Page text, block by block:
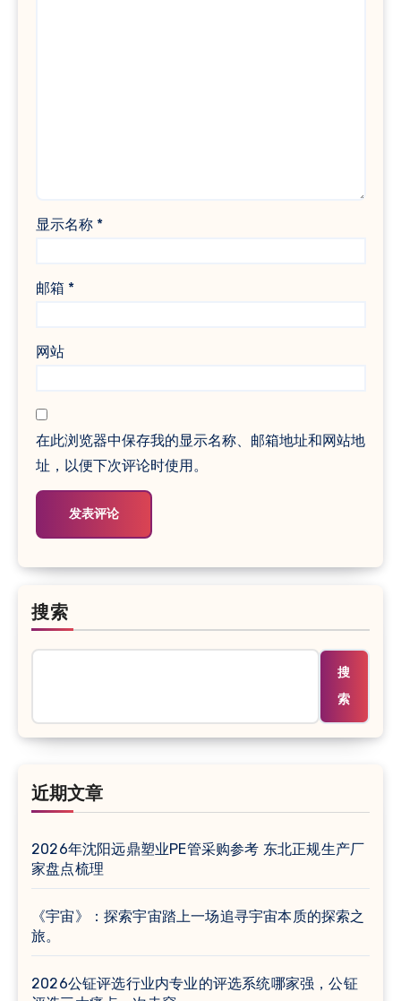
显示名称 *
邮箱 *
网站
在此浏览器中保存我的显示名称、邮箱地址和网站地
址，以便下次评论时使用。
搜索
搜
索
近期文章
2026年沈阳远鼎塑业PE管采购参考 东北正规生产厂
家盘点梳理
《宇宙》：探索宇宙踏上一场追寻宇宙本质的探索之
旅。
2026公钲评选行业内专业的评选系统哪家强，公钲